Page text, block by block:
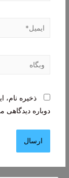
ایمیل*
وبگاه
ذخیره نام،
دوباره دیدگاهی